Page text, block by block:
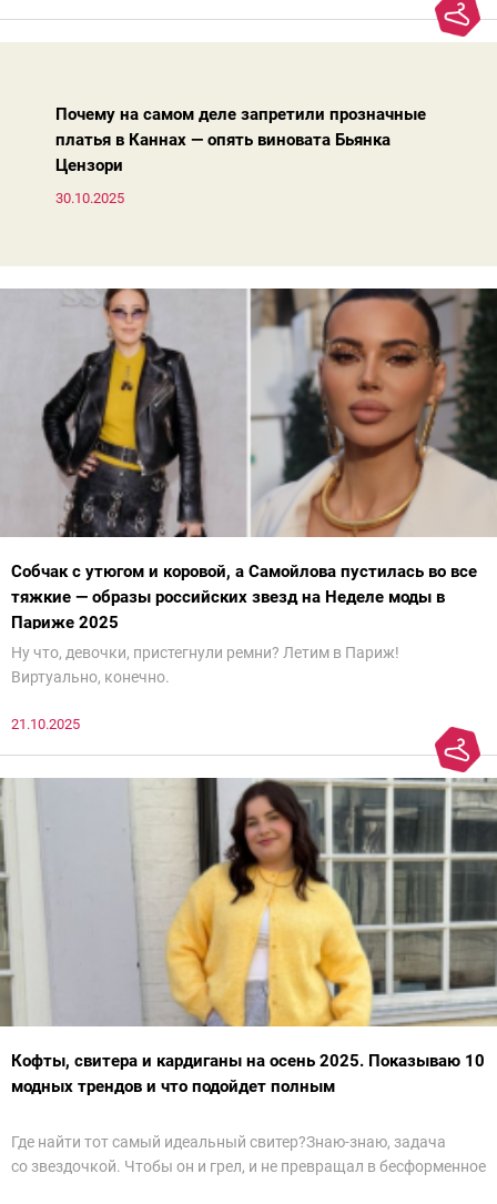
моды. Вовсе нет.Проблема в том, что сама мода сделала шаг
Почему на самом деле запретили прозначные
платья в Каннах — опять виновата Бьянка
Цензори
30.10.2025
Собчак с утюгом и коровой, а Самойлова пустилась во все
тяжкие — образы российских звезд на Неделе моды в
Париже 2025
Ну что, девочки, пристегнули ремни? Летим в Париж!
Виртуально, конечно.
21.10.2025
Кофты, свитера и кардиганы на осень 2025. Показываю 10
модных трендов и что подойдет полным
Где найти тот самый идеальный свитер?Знаю-знаю, задача
со звездочкой. Чтобы он и грел, и не превращал в бесформенное